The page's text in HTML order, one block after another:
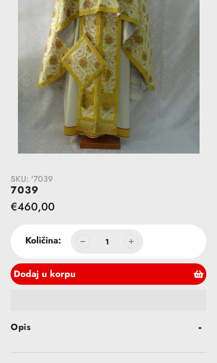
SKU: '7039
7039
Redovna
€460,00
Količina:
Dodaj u korpu
proizvoda
korpu
Opis